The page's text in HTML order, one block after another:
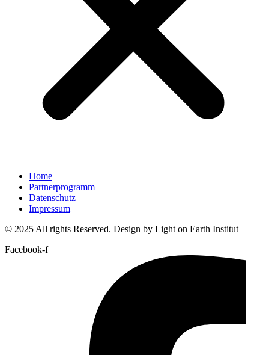
Home
Partnerprogramm
Datenschutz
Impressum
© 2025 All rights Reserved. Design by Light on Earth Institut
Facebook-f